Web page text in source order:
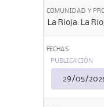
COMUNIDAD Y
La Rioja. La
FECHAS
PUBLICACIÓN
29/05/